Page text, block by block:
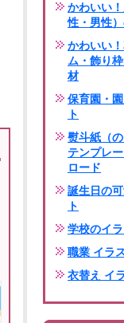
かわいい
性・男性
かわいい
ム・飾り
材
保育園・
ト
熨斗紙（
テンプレ
ロード
誕生日の
ト
学校のイ
職業 イラ
衣替え イ